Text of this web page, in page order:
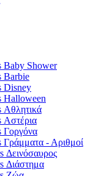
Baby Shower
Barbie
Disney
Halloween
- Αριθμοί
Δεινόσαυρος
Διάστημα